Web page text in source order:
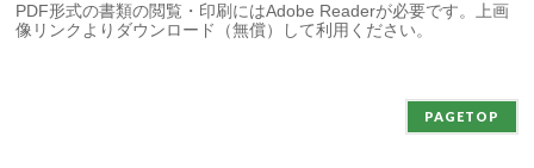
PDF形式の書類の閲覧・印刷にはAdobe Readerが必要です。上画
像リンクよりダウンロード（無償）して利用ください。
PAGETOP